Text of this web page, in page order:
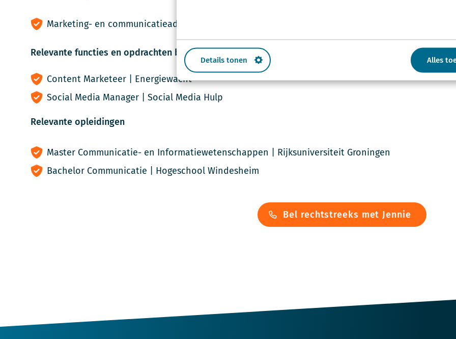
Details tonen Alles
Marketing- en communicatieadviseur |
Relevante functies en opdrachten buiten Scherp
Content Marketeer | Energiewacht
Social Media Manager | Social Media Hulp
Relevante opleidingen
Master Communicatie- en Informatiewetenschappen | Rijksuniversiteit Groningen
Bachelor Communicatie | Hogeschool Windesheim
Bel rechtstreeks met Jennie